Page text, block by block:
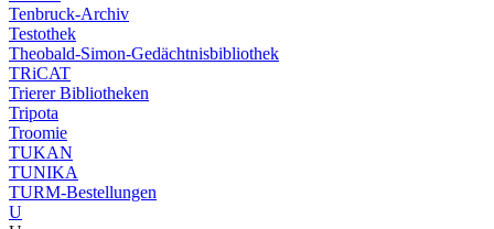
Tenbruck-Archiv
Testothek
Theobald-Simon-Gedächtnisbibliothek
TRiCAT
Trierer Bibliotheken
Tripota
Troomie
TUKAN
TUNIKA
TURM-Bestellungen
U